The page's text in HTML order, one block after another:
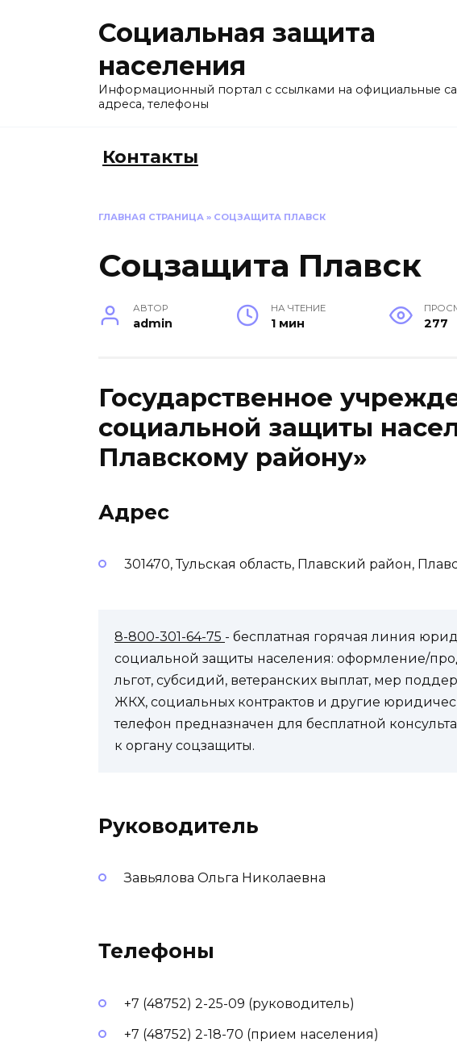
Социальная защита
населения
Информационный портал с ссылками на официальные
адреса, телефоны
Контакты
ГЛАВНАЯ СТРАНИЦА » СОЦЗАЩИТА ПЛАВСК
Соцзащита Плавск
АВТОР
admin
НА ЧТЕНИЕ
1 мин 277
Государственное
социальной защиты
Плавскому району»
Адрес
301470, Тульская область, Плавский район,
8-800-301-64-75 - бесплатная горячая линия
социальной защиты населения: оформление/
льгот, субсидий, ветеранских выплат, мер
ЖКХ, социальных контрактов и другие
телефон предназначен для бесплатной
к органу соцзащиты.
Руководитель
Завьялова Ольга Николаевна
Телефоны
+7 (48752) 2-25-09 (руководитель)
+7 (48752) 2-18-70 (прием населения)